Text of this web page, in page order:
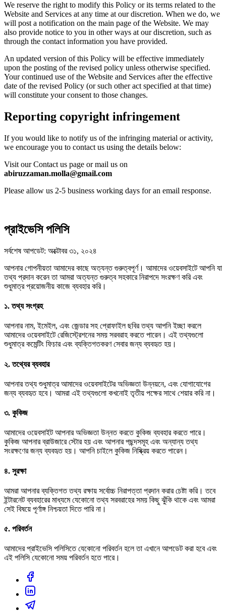
We reserve the right to modify this Policy or its terms related to the
Website and Services at any time at our discretion. When we do, we
will post a notification on the main page of the Website. We may
also provide notice to you in other ways at our discretion, such as
through the contact information you have provided.
An updated version of this Policy will be effective immediately
upon the posting of the revised policy unless otherwise specified.
Your continued use of the Website and Services after the effective
date of the revised Policy (or such other act specified at that time)
will constitute your consent to those changes.
Reporting copyright infringement
If you would like to notify us of the infringing material or activity,
we encourage you to contact us using the details below:
Visit our Contact us page or mail us on
abiruzzaman.molla@gmail.com
Please allow us 2-5 business working days for an email response.
প্রাইভেসি পলিসি
সর্বশেষ আপডেট: অক্টোবর ৩১, ২০২৪
আপনার গোপনীয়তা আমাদের কাছে অত্যন্ত গুরুত্বপূর্ণ। আমাদের ওয়েবসাইটে আপনি যা
তথ্য প্রদান করেন তা আমরা অত্যন্ত গুরুত্ব সহকারে নিরাপদে সংরক্ষণ করি এবং
শুধুমাত্র প্রয়োজনীয় কাজে ব্যবহার করি।
১. তথ্য সংগ্রহ
আপনার নাম, ইমেইল, এবং জেন্ডার সহ প্রোফাইল ছবির তথ্য আপনি ইচ্ছা করলে
আমাদের ওয়েবসাইটে রেজিস্ট্রেশনের সময় সরবরাহ করতে পারেন। এই তথ্যগুলো
শুধুমাত্র কমেন্টিং ফিচার এবং ব্যক্তিগতকরণ সেবার জন্য ব্যবহৃত হয়।
২. তথ্যের ব্যবহার
আপনার তথ্য শুধুমাত্র আমাদের ওয়েবসাইটের অভিজ্ঞতা উন্নয়নে, এবং যোগাযোগের
জন্য ব্যবহৃত হবে। আমরা এই তথ্যগুলো কখনোই তৃতীয় পক্ষের সাথে শেয়ার করি না।
৩. কুকিজ
আমাদের ওয়েবসাইট আপনার অভিজ্ঞতা উন্নত করতে কুকিজ ব্যবহার করতে পারে।
কুকিজ আপনার ব্রাউজারে স্টোর হয় এবং আপনার পছন্দসমূহ এবং অন্যান্য তথ্য
সংরক্ষণের জন্য ব্যবহৃত হয়। আপনি চাইলে কুকিজ নিষ্ক্রিয় করতে পারেন।
৪. সুরক্ষা
আমরা আপনার ব্যক্তিগত তথ্য রক্ষায় সর্বোচ্চ নিরাপত্তা প্রদান করার চেষ্টা করি। তবে
ইন্টারনেট ব্যবহারের মাধ্যমে যেকোনো তথ্য সরবরাহের সময় কিছু ঝুঁকি থাকে এবং আমরা
সেই বিষয়ে পূর্ণাঙ্গ নিশ্চয়তা দিতে পারি না।
৫. পরিবর্তন
আমাদের প্রাইভেসি পলিসিতে যেকোনো পরিবর্তন হলে তা এখানে আপডেট করা হবে এবং
এই পলিসি যেকোনো সময় পরিবর্তন হতে পারে।